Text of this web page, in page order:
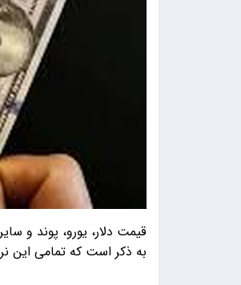
به ذکر است که تمامی این